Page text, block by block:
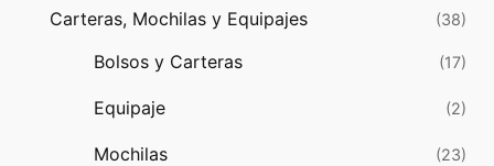
Carteras, Mochilas y Equipajes (38)
Bolsos y Carteras (17)
Equipaje (2)
Mochilas (23)